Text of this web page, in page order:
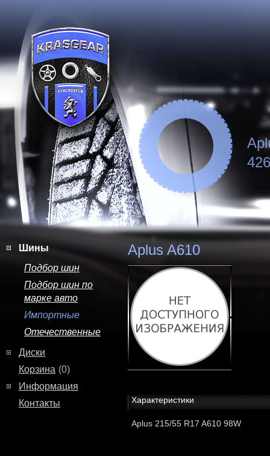
Шины
Подбор шин
Подбор шин по
марке авто
Импортные
Отечественные
Диски
Корзина (0)
Информация
Контакты
Aplus A610
Характеристики
Aplus 215/55 R17 A610 98W